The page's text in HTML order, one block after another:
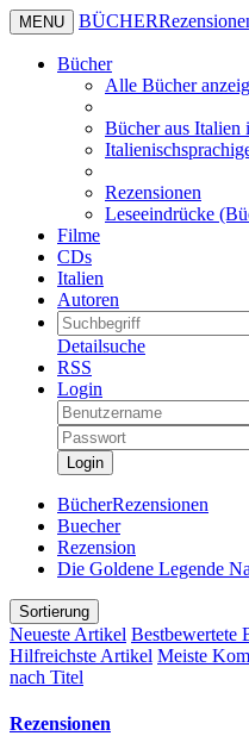
MENU BÜCHER
Bücher
Alle Bücher
Bücher aus Italien
Rezensionen
Leseeindrücke
Filme
CDs
Italien
Autoren
Detailsuche
RSS
Login
Login
BücherRezensionen
Buecher
Rezension
Die Goldene Legende
Sortierung
Neueste Artikel Bestbewertete
Hilfreichste Artikel Meiste
nach Titel
Rezensionen